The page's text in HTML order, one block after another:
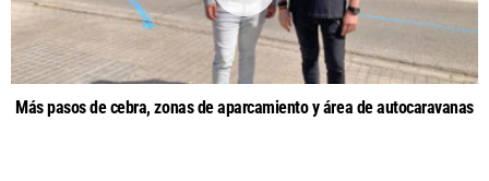
Más pasos de cebra, zonas de aparcamiento y área de autocaravanas